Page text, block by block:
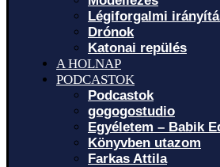
Légiforgalmi
Drónok
Katonai repülés
A HOLNAP
PODCASTOK
Podcastok
gogogostudio
Egyéletem – Babik
Könyvben utazom
Farkas Attila